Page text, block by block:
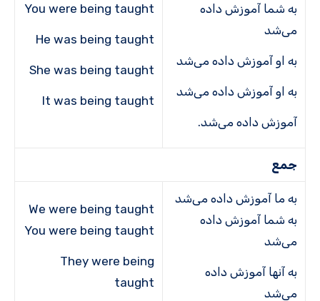
به شما آموزش داده
می‌شد
به او آموزش داده می‌شد
به او آموزش داده می‌شد
آموزش داده می‌شد.
You were being taught
He was being taught
She was being taught
It was being taught
جمع
به ما آموزش داده می‌شد
به شما آموزش داده
می‌شد
به آنها آموزش داده
می‌شد
We were being taught
You were being taught
They were being
taught